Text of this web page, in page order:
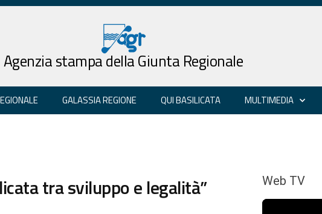
Agenzia stampa della Giunta Regionale
GALASSIA REGIONE QUI BASILICATA MULTIMEDIA
tra sviluppo e legalità” Web TV